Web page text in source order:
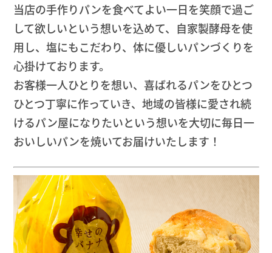
当店の手作りパンを食べてよい一日を笑顔で過ご
して欲しいという想いを込めて、自家製酵母を使
用し、塩にもこだわり、体に優しいパンづくりを
心掛けております。
お客様一人ひとりを想い、喜ばれるパンをひとつ
ひとつ丁寧に作っていき、地域の皆様に愛され続
けるパン屋になりたいという想いを大切に毎日一
おいしいパンを焼いてお届けいたします！